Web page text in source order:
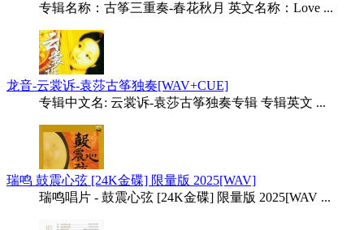
专辑名称：古筝三重奏-春花秋月 英文名称：Love ...
龙音-云裳诉-袁莎古筝独奏[WAV+CUE]
专辑中文名: 云裳诉-袁莎古筝独奏专辑 专辑英文 ...
瑞鸣 鼓震心弦 [24K金碟] 限量版 2025[WAV]
瑞鸣唱片 - 鼓震心弦 [24K金碟] 限量版 2025[WAV ...